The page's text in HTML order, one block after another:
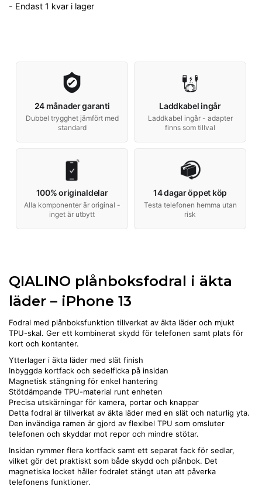
- Endast 1 kvar i lager
24 månader garanti
Dubbel trygghet jämfört med
standard
Laddkabel ingår
Laddkabel ingår - adapter
finns som tillval
100% originaldelar
Alla komponenter är original -
inget är utbytt
14 dagar öppet köp
Testa telefonen hemma utan
risk
QIALINO plånboksfodral i äkta
läder – iPhone 13
Fodral med plånboksfunktion tillverkat av äkta läder och mjukt
TPU-skal. Ger ett kombinerat skydd för telefonen samt plats för
kort och kontanter.
Ytterlager i äkta läder med slät finish
Inbyggda kortfack och sedelficka på insidan
Magnetisk stängning för enkel hantering
Stötdämpande TPU-material runt enheten
Precisa utskärningar för kamera, portar och knappar
Detta fodral är tillverkat av äkta läder med en slät och naturlig yta.
Den invändiga ramen är gjord av flexibel TPU som omsluter
telefonen och skyddar mot repor och mindre stötar.
Insidan rymmer flera kortfack samt ett separat fack för sedlar,
vilket gör det praktiskt som både skydd och plånbok. Det
magnetiska locket håller fodralet stängt utan att påverka
telefonens funktioner.